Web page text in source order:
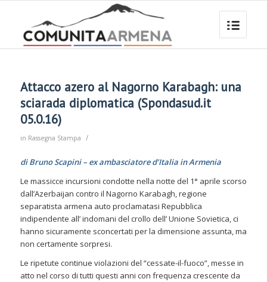
Attacco azero al Nagorno Karabagh: una
sciarada diplomatica (Spondasud.it
05.0.16)
in Rassegna Stampa /
di Bruno Scapini – ex ambasciatore d’Italia in Armenia
Le massicce incursioni condotte nella notte del 1° aprile scorso
dall’Azerbaijan contro il Nagorno Karabagh, regione
separatista armena auto proclamatasi Repubblica
indipendente all’ indomani del crollo dell’ Unione Sovietica, ci
hanno sicuramente sconcertati per la dimensione assunta, ma
non certamente sorpresi.
Le ripetute continue violazioni del “cessate-il-fuoco”, messe in
atto nel corso di tutti questi anni con frequenza crescente da